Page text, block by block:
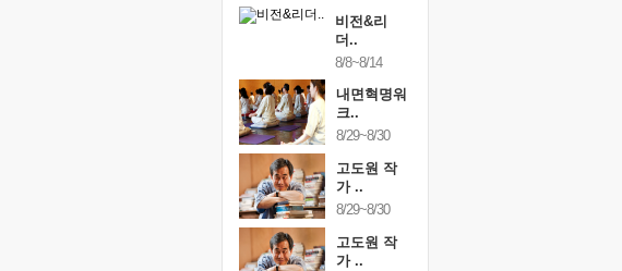
비전&리
더..
8/8~8/14
내면혁명워
크..
8/29~8/30
고도원 작
가 ..
8/29~8/30
고도원 작
가 ..